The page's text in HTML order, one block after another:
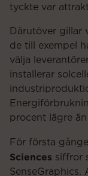
tyckte var
Därutöver gillar
de till exempel
välja
installerar
procent lägre
För första
Sciences siffror
SenseGraphics.